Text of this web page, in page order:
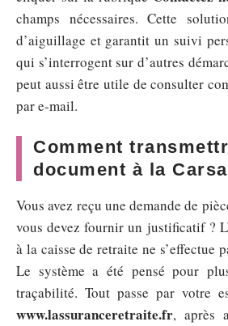
champs nécessaires. Cette
d’aiguillage et garantit un suivi
qui s’interrogent sur d’autres
peut aussi être utile de consulter
par e-mail.
Comment
document à la
Vous avez reçu une demande de
vous devez fournir un justificatif ?
à la caisse de retraite ne s’effectue
Le système a été pensé pour
traçabilité. Tout passe par votre
www.lassuranceretraite.fr, après